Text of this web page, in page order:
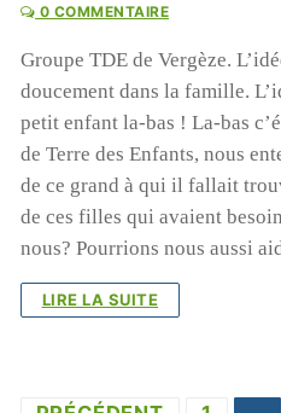
0 COMMENTAIRE
Groupe TDE de Vergèze.
doucement dans la famille.
petit enfant la-bas ! La-bas
de Terre des Enfants, nous
de ce grand à qui il fallait
de ces filles qui avaient
nous? Pourrions nous aussi
LIRE LA SUITE